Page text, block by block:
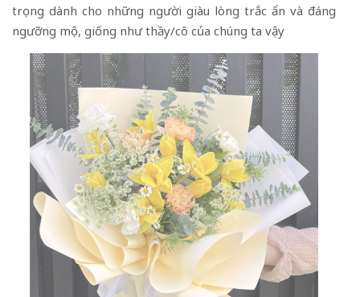
trọng dành cho những người giàu lòng trắc ẩn và đáng
ngưỡng mộ, giống như thầy/cô của chúng ta vậy